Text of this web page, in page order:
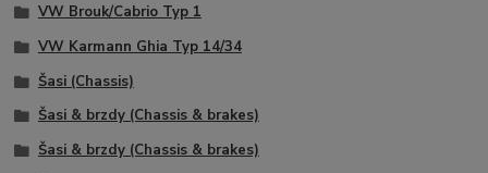
VW Brouk/Cabrio Typ 1
VW Karmann Ghia Typ 14/34
Šasi (Chassis)
Šasi & brzdy (Chassis & brakes)
Šasi & brzdy (Chassis & brakes)